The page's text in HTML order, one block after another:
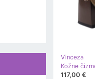
Vinceza
117,00 €